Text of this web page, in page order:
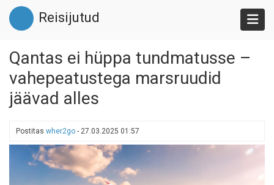
Liigu
edasi
põhisisu
Reisijutud
Qantas ei hüppa tundmatusse –
vahepeatustega marsruudid
jäävad alles
Postitas wher2go - 27.03.2025 01:57